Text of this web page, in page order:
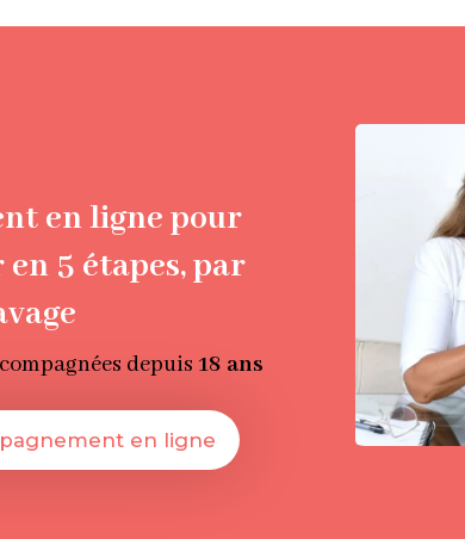
en ligne pour
en 5 étapes, par
depuis 18 ans
en ligne